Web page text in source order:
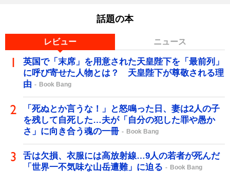
話題の本
レビュー ニュース
英国で「末席」を用意された天皇陛下を「最前列」
に呼び寄せた人物とは？ 天皇陛下が尊敬される理
由
Book Bang
「死ぬとか言うな！」と怒鳴った日、妻は2人の子
を残して自死した…夫が「自分の犯した罪や愚か
さ」に向き合う魂の一冊
Book Bang
舌は欠損、衣服には高放射線…9人の若者が死んだ
「世界一不気味な山岳遭難」に迫る
Book Bang